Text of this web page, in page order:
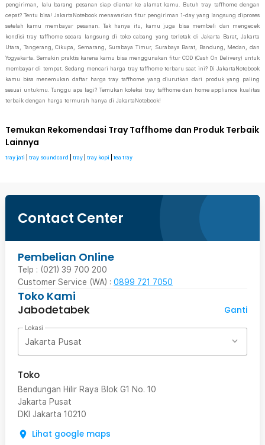
pengiriman, lalu barang pesanan siap diantar ke alamat kamu. Butuh tray taffhome dengan
cepat? Tentu bisa! JakartaNotebook menawarkan fitur pengiriman 1-day yang langsung diproses
setelah kamu membayar pesanan. Tak hanya itu, kamu juga bisa membeli dan mengecek
kondisi tray taffhome secara langsung di toko cabang yang terletak di Jakarta Barat, Jakarta
Utara, Tangerang, Cikupa, Semarang, Surabaya Timur, Surabaya Barat, Bandung, Medan, dan
Yogyakarta. Semakin praktis karena kamu bisa menggunakan fitur COD (Cash On Delivery) untuk
membayar di tempat. Sedang mencari harga tray taffhome terbaru saat ini? Di JakartaNotebook
kamu bisa menemukan daftar harga tray taffhome yang diurutkan dari produk yang paling
sesuai untukmu. Tunggu apa lagi? Temukan koleksi tray taffhome dan home appliance kualitas
terbaik dengan harga termurah hanya di JakartaNotebook!
Temukan Rekomendasi Tray Taffhome dan Produk Terbaik
Lainnya
tray jati tray soundcard tray tray kopi tea tray
Contact Center
Pembelian Online
Telp : (021) 39 700 200
Customer Service (WA) : 0899 721 7050
Toko Kami
Jabodetabek
Ganti
Lokasi
Jakarta Pusat
Toko
Bendungan Hilir Raya Blok G1 No. 10
Jakarta Pusat
DKI Jakarta 10210
Lihat google maps